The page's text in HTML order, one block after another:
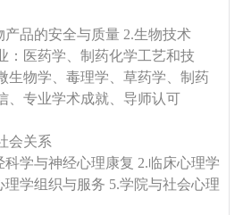
品的安全与质量 2.生物技术
：医药学、制药化学工艺和技
生物学、毒理学、草药学、制药
、专业学术成就、导师认可
会关系
学与神经心理康复 2.临床心理学
理学组织与服务 5.学院与社会心理